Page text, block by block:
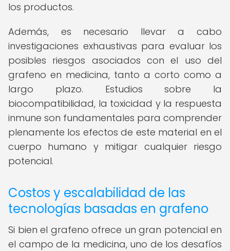
los productos.
Además, es necesario llevar a cabo
investigaciones exhaustivas para evaluar los
posibles riesgos asociados con el uso del
grafeno en medicina, tanto a corto como a
largo plazo. Estudios sobre la
biocompatibilidad, la toxicidad y la respuesta
inmune son fundamentales para comprender
plenamente los efectos de este material en el
cuerpo humano y mitigar cualquier riesgo
potencial.
Costos y escalabilidad de las
tecnologías basadas en grafeno
Si bien el grafeno ofrece un gran potencial en
el campo de la medicina, uno de los desafíos